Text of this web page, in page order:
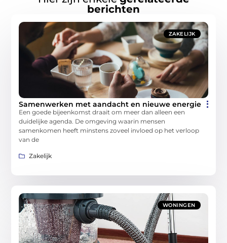
berichten
ZAKELIJK
Samenwerken met aandacht en nieuwe energie
Een goede bijeenkomst draait om meer dan alleen een
duidelijke agenda. De omgeving waarin mensen
samenkomen heeft minstens zoveel invloed op het verloop
van de
Zakelijk
WONINGEN